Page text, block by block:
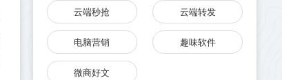
云端秒抢 云端转发
电脑营销 趣味软件
微商好文